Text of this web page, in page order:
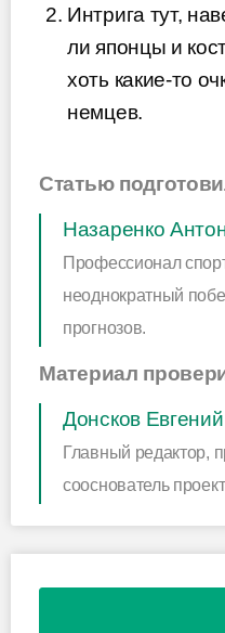
Интрига тут,
ли японцы и
хоть какие-то
немцев.
Статью
Назаренко
Профессионал
неоднократный
прогнозов.
Материал
Донсков Евгений
Главный редактор,
сооснователь